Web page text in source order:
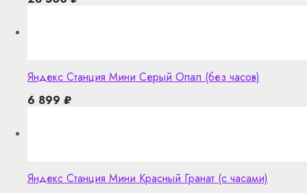
Яндекс Станция Мини Серый Опал (без часов)
6 899 ₽
Яндекс Станция Мини Красный Гранат (с часами)